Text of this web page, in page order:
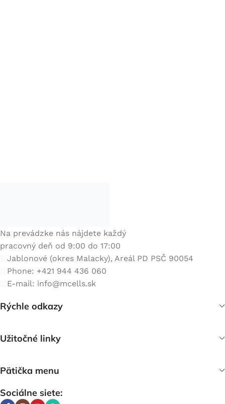
Na prevádzke nás nájdete každý
pracovný deň od 9:00 do 17:00
Jablonové (okres Malacky), Areál PD PSČ 90054
Phone: +421 944 436 060
E-mail: info@mcells.sk
Rýchle odkazy
Užitočné linky
Pätička menu
Sociálne siete: